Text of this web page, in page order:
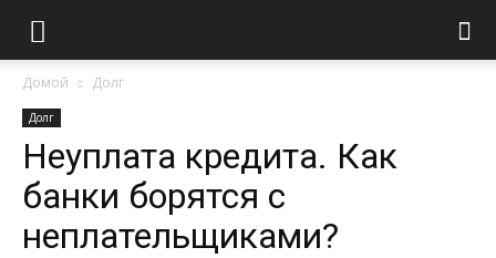
Домой Долг
Долг
Неуплата кредита. Как
банки борятся с
неплательщиками?